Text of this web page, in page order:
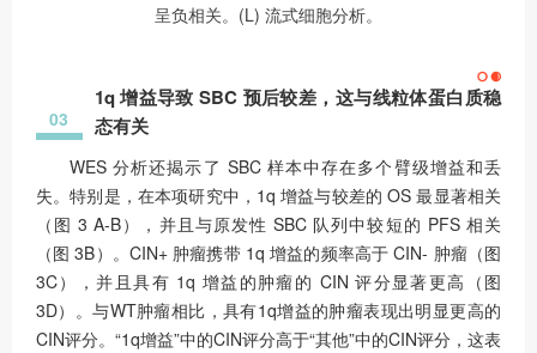
呈负相关。(L) 流式细胞分析。
03
1q 增益导致 SBC 预后较差，这与线粒体蛋白质稳
态有关
WES 分析还揭示了 SBC 样本中存在多个臂级增益和丢
失。特别是，在本项研究中，1q 增益与较差的 OS 最显著相关
（图 3 A-B），并且与原发性 SBC 队列中较短的 PFS 相关
（图 3B）。CIN+ 肿瘤携带 1q 增益的频率高于 CIN- 肿瘤（图
3C），并且具有 1q 增益的肿瘤的 CIN 评分显著更高（图
3D）。与WT肿瘤相比，具有1q增益的肿瘤表现出明显更高的
CIN评分。“1q增益”中的CIN评分高于“其他”中的CIN评分，这表